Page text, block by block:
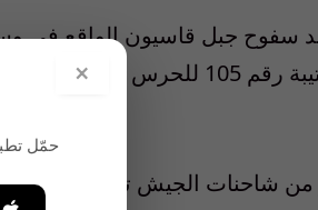
سفوح جبل قاسيون الواقع في
الجمهوري ان مدفعية الكتيبة
×
حمّل